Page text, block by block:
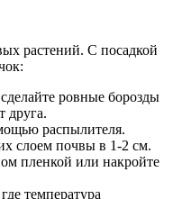
растений. С посадкой
ровные борозды
друга.
распылителя.
слоем почвы в 1-2 см.
пленкой или накройте
температура